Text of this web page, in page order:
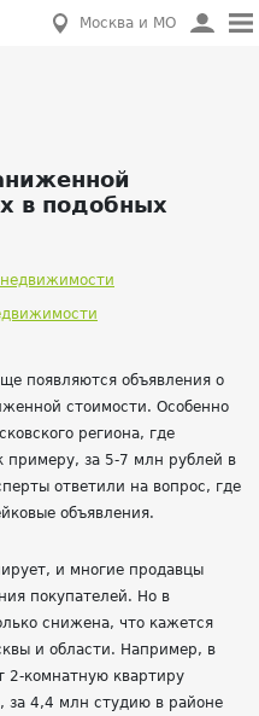
Москва и МО
в подобных
появляются объявления о
стоимости. Особенно
региона, где
за 5-7 млн рублей в
ответили на вопрос, где
объявления.
и многие продавцы
покупателей. Но в
снижена, что кажется
и области. Например, в
2-комнатную квартиру
4,4 млн студию в районе